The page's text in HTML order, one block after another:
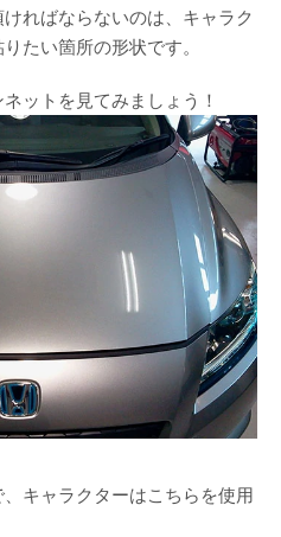
ればならないのは、キャラク
たい箇所の形状です。
ットを見てみましょう！
キャラクターはこちらを使用